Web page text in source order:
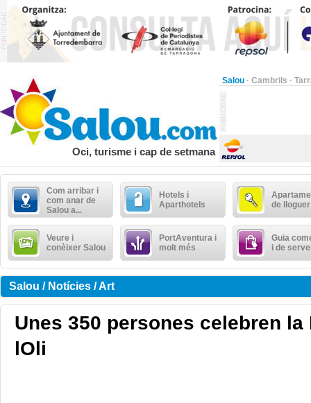
Salou · Cambrils ·
Oci, turisme i cap de setmana
Com arribar i
com anar de
Salou a...
Hotels i
Aparthotels
de lloguer
Veure i
conèixer Salou
PortAventura i
molt més
Guia
i de
Salou / Notícies / Art
Unes 350 persones celebren la
lOli